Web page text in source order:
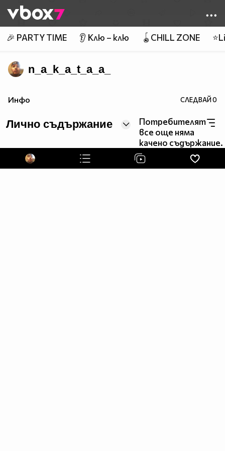
👾
🎉 PARTY TIME 👂 Клю – клю 🪀CHILL ZONE
n_a_k_a_t_a_a_
Инфо СЛЕДВАЙ0
Лично съдържание
Потребителят
все още няма
качено съдържание.